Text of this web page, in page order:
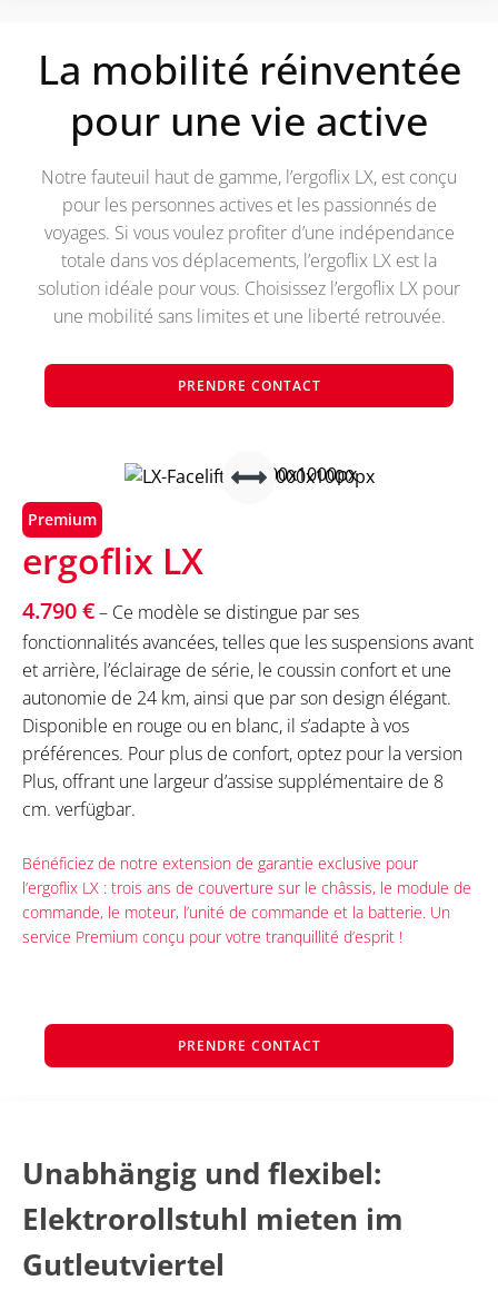
La mobilité réinventée
pour une vie active
Notre fauteuil haut de gamme, l’ergoflix LX, est conçu
pour les personnes actives et les passionnés de
voyages. Si vous voulez profiter d’une indépendance
totale dans vos déplacements, l’ergoflix LX est la
solution idéale pour vous. Choisissez l’ergoflix LX pour
une mobilité sans limites et une liberté retrouvée.
PRENDRE CONTACT
Premium
ergoflix LX
4.790 €– Ce modèle se distingue par ses
fonctionnalités avancées, telles que les suspensions avant
et arrière, l’éclairage de série, le coussin confort et une
autonomie de 24 km, ainsi que par son design élégant.
Disponible en rouge ou en blanc, il s’adapte à vos
préférences. Pour plus de confort, optez pour la version
Plus, offrant une largeur d’assise supplémentaire de 8
cm. verfügbar.
Bénéficiez de notre extension de garantie exclusive pour
l’ergoflix LX : trois ans de couverture sur le châssis, le module de
commande, le moteur, l’unité de commande et la batterie. Un
service Premium conçu pour votre tranquillité d’esprit !
PRENDRE CONTACT
Unabhängig und flexibel:
Elektrorollstuhl mieten im
Gutleutviertel